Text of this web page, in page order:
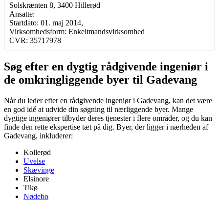
Solskrænten 8, 3400 Hillerød
Ansatte:
Startdato: 01. maj 2014,
Virksomhedsform: Enkeltmandsvirksomhed
CVR: 35717978
Søg efter en dygtig rådgivende ingeniør i
de omkringliggende byer til Gadevang
Når du leder efter en rådgivende ingeniør i Gadevang, kan det være
en god idé at udvide din søgning til nærliggende byer. Mange
dygtige ingeniører tilbyder deres tjenester i flere områder, og du kan
finde den rette ekspertise tæt på dig. Byer, der ligger i nærheden af
Gadevang, inkluderer:
Kollerød
Uvelse
Skævinge
Elsinore
Tikø
Nødebo